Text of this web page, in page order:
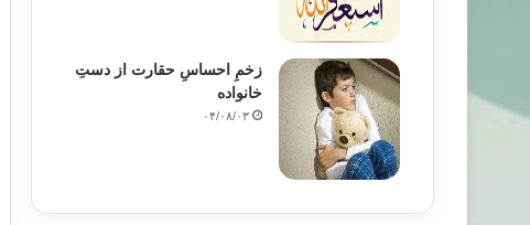
زخمِ احساسِ حقارت از دستِ
خانواده
۰۴/۰۸/۰۳